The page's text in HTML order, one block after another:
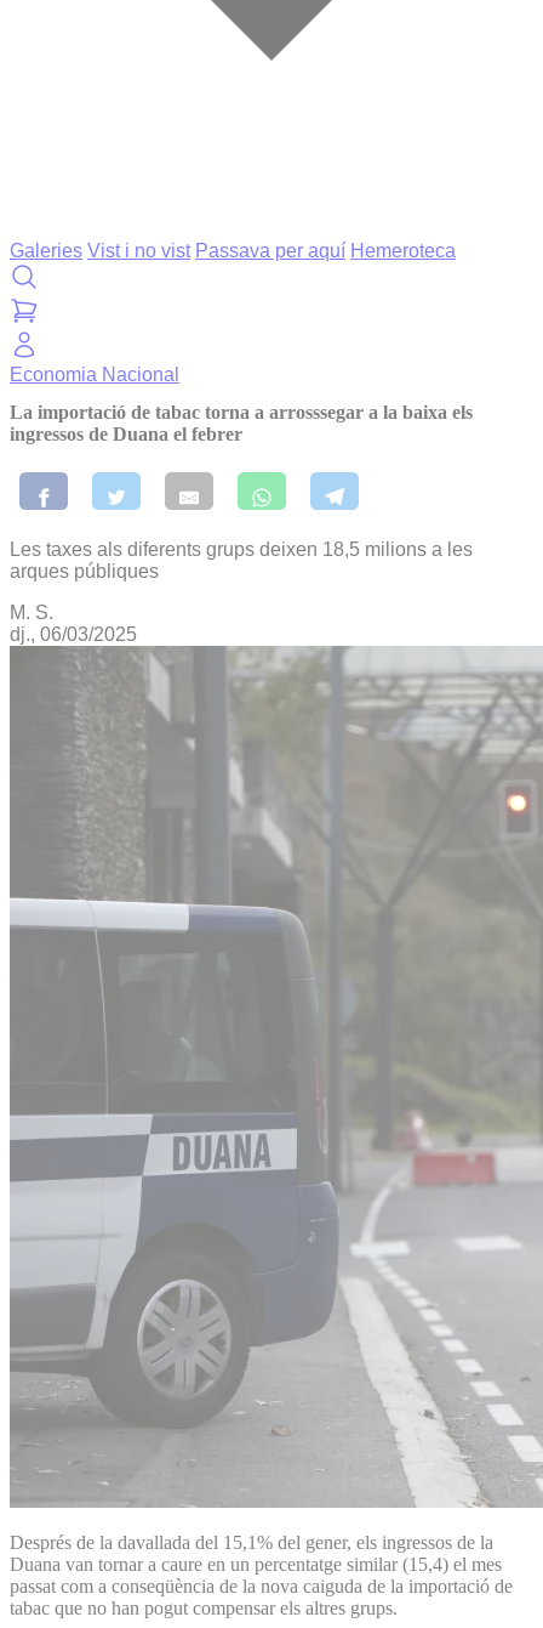
Galeries Vist i no vist Passava per aquí Hemeroteca
Economia Nacional
La importació de tabac torna a arrosssegar a la baixa els
ingressos de Duana el febrer
Les taxes als diferents grups deixen 18,5 milions a les
arques públiques
M. S.
dj., 06/03/2025
Després de la davallada del 15,1% del gener, els ingressos de la
Duana van tornar a caure en un percentatge similar (15,4) el mes
passat com a conseqüència de la nova caiguda de la importació de
tabac que no han pogut compensar els altres grups.